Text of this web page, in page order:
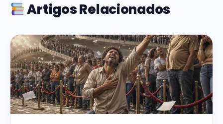
Artigos Relacionados